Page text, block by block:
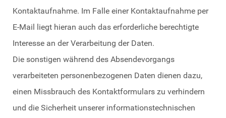
Kontaktaufnahme. Im Falle einer Kontaktaufnahme per
E-Mail liegt hieran auch das erforderliche berechtigte
Interesse an der Verarbeitung der Daten.
Die sonstigen während des Absendevorgangs
verarbeiteten personenbezogenen Daten dienen dazu,
einen Missbrauch des Kontaktformulars zu verhindern
und die Sicherheit unserer informationstechnischen